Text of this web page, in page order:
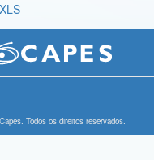
Todos os direitos reservados.